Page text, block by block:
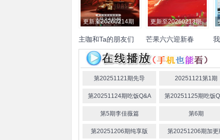
更新至20260214期
主咖和Ta的朋友们
张绍刚 刘晓庆 向佐 张维
范志毅 呼兰 何广智 张
MC热狗 步惊云 管乐
毛衍七 艾福杰尼 米尔艾力
哈哈曹 颜安 耿大勇
更新至20260213期
芒果六六迎新春
列
第20251121期先导 20251121第1期
第20251124期吃饭Q&A 第20251125期吃饭
第5期李佳薇篇 第6期
第20251206期纯享版 第20251206期加更